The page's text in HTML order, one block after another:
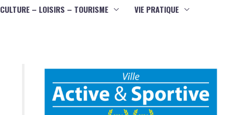
CULTURE – LOISIRS – TOURISME VIE PRATIQUE